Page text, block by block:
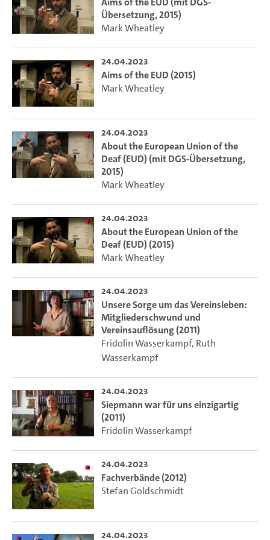
Übersetzung, 2015)
Mark Wheatley
24.04.2023
Aims of the EUD (2015)
Mark Wheatley
24.04.2023
About the European Union of the
Deaf (EUD) (mit DGS-Übersetzung,
2015)
Mark Wheatley
24.04.2023
About the European Union of the
Deaf (EUD) (2015)
Mark Wheatley
24.04.2023
Unsere Sorge um das Vereinsleben:
Mitgliederschwund und
Vereinsauflösung (2011)
Fridolin Wasserkampf, Ruth
Wasserkampf
24.04.2023
Siepmann war für uns einzigartig
(2011)
Fridolin Wasserkampf
24.04.2023
Fachverbände (2012)
Stefan Goldschmidt
24.04.2023